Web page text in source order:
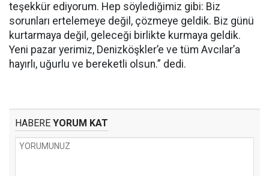
teşekkür ediyorum. Hep söylediğimiz gibi: Biz
sorunları ertelemeye değil, çözmeye geldik. Biz günü
kurtarmaya değil, geleceği birlikte kurmaya geldik.
Yeni pazar yerimiz, Denizköşkler’e ve tüm Avcılar’a
hayırlı, uğurlu ve bereketli olsun.” dedi.
HABERE YORUM KAT